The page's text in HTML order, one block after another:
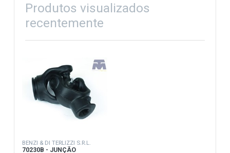
Produtos visualizados
recentemente
BENZI & DI TERLIZZI S.R.L.
70230B - JUNÇÃO